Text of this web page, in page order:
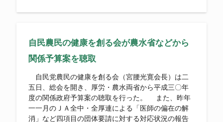
自民農民の健康を創る会が農水省などから
関係予算案を聴取
自民党農民の健康を創る会（宮腰光寛会長）は二
五日、総会を開き、厚労・農水両省から平成三〇年
度の関係政府予算案の聴取を行った。 また、昨年
一一月のＪＡ全中・全厚連による「医師の偏在の解
消」など四項目の団体要請に対する対応状況の報告